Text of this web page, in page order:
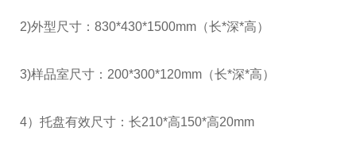
2)外型尺寸：830*430*1500mm（长*深*高）
3)样品室尺寸：200*300*120mm（长*深*高）
4）托盘有效尺寸：长210*高150*高20mm